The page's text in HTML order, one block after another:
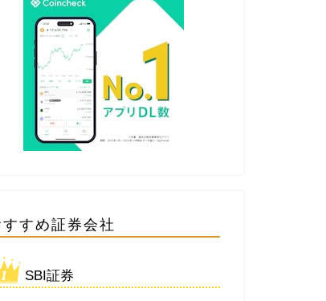
すすめ証券会社
SBI証券